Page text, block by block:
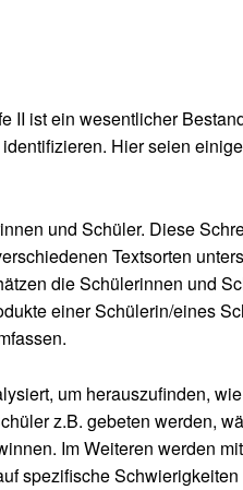
II ist ein wesentlicher
Hier seien
und Schüler. Diese
Textsorten
die Schülerinnen und
einer Schülerin/eines
um herauszufinden,
z.B. gebeten werden,
Im Weiteren werden
spezifische